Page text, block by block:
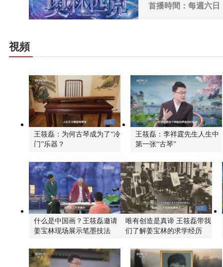
首播時間：每週六日
視頻
王筱磊：为何古琴成为了“冷
门”乐器？
王筱磊：李祥霆先生人生中
第一张“古琴”
什么是中国画？王筱磊邀请
姜宝林现场展示笔墨技法
唯有创造是真谛 王筱磊带我
们了解姜宝林的求学经历